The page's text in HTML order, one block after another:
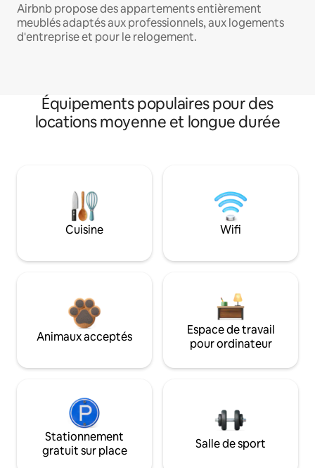
Airbnb propose des appartements entièrement
meublés adaptés aux professionnels, aux logements
d'entreprise et pour le relogement.
Équipements populaires pour des
locations moyenne et longue durée
Cuisine Wifi
Animaux acceptés
Espace de travail
pour ordinateur
Stationnement
gratuit sur place
Salle de sport